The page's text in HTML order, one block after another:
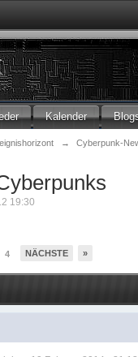
Kalender
→ Cyberpunk-
19:30
4 NÄCHSTE »